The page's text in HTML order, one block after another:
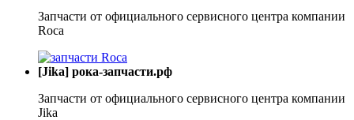
Запчасти от официального сервисного центра компании
Roca
[Jika] рока-запчасти.рф
Запчасти от официального сервисного центра компании
Jika